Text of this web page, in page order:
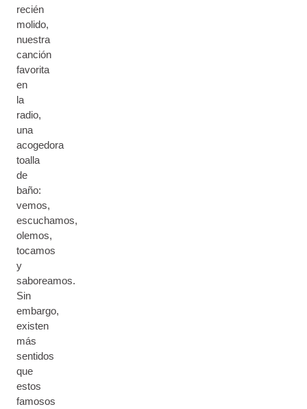
recién
molido,
nuestra
canción
favorita
en
la
radio,
una
acogedora
toalla
de
baño:
vemos,
escuchamos,
olemos,
tocamos
y
saboreamos.
Sin
embargo,
existen
más
sentidos
que
estos
famosos